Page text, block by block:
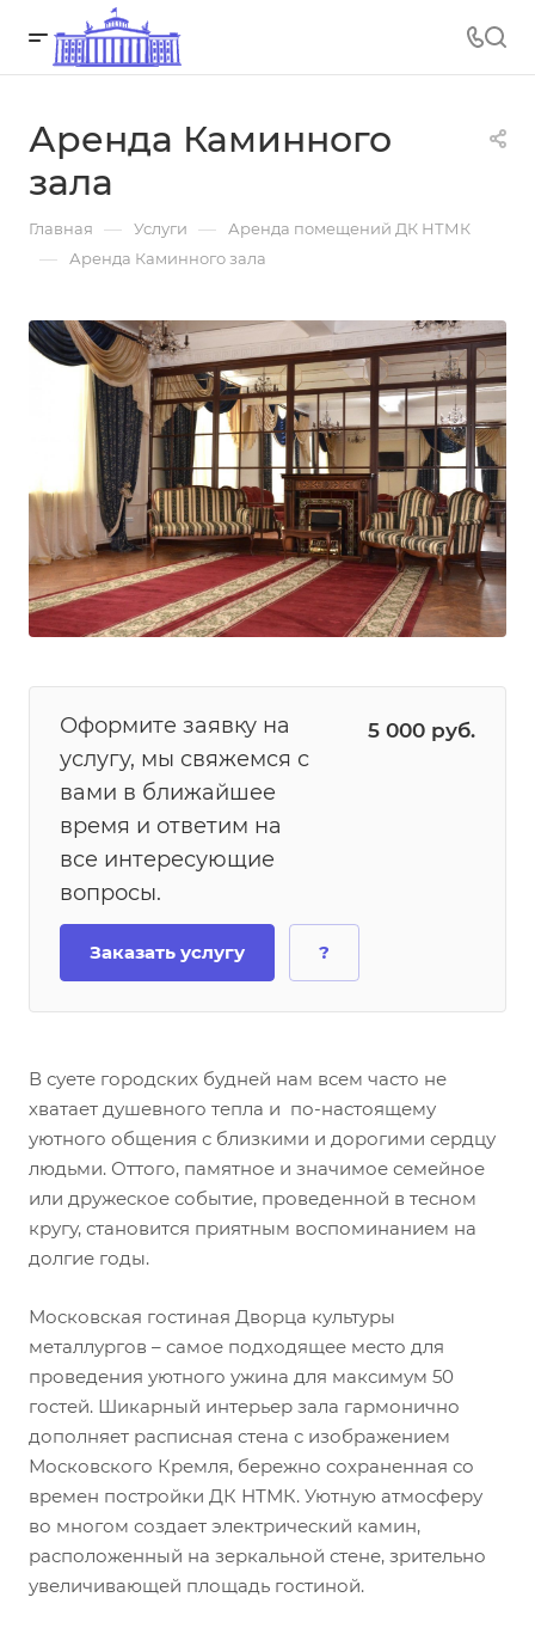
Аренда Каминного
зала
Главная — Услуги — Аренда помещений ДК НТМК
— Аренда Каминного зала
Оформите заявку на
услугу, мы свяжемся с
вами в ближайшее
время и ответим на
все интересующие
вопросы.
5 000 руб.
Заказать услугу ?
В суете городских будней нам всем часто не
хватает душевного тепла и по-настоящему
уютного общения с близкими и дорогими сердцу
людьми. Оттого, памятное и значимое семейное
или дружеское событие, проведенной в тесном
кругу, становится приятным воспоминанием на
долгие годы.
Московская гостиная Дворца культуры
металлургов – самое подходящее место для
проведения уютного ужина для максимум 50
гостей. Шикарный интерьер зала гармонично
дополняет расписная стена с изображением
Московского Кремля, бережно сохраненная со
времен постройки ДК НТМК. Уютную атмосферу
во многом создает электрический камин,
расположенный на зеркальной стене, зрительно
увеличивающей площадь гостиной.